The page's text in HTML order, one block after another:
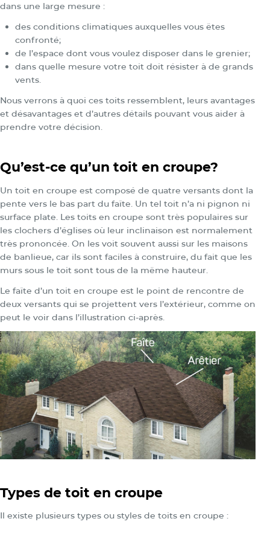
dans une large mesure :
des conditions climatiques auxquelles vous êtes
confronté;
de l’espace dont vous voulez disposer dans le grenier;
dans quelle mesure votre toit doit résister à de grands
vents.
Nous verrons à quoi ces toits ressemblent, leurs avantages
et désavantages et d’autres détails pouvant vous aider à
prendre votre décision.
Qu’est-ce qu’un toit en croupe?
Un toit en croupe est composé de quatre versants dont la
pente vers le bas part du faîte. Un tel toit n’a ni pignon ni
surface plate. Les toits en croupe sont très populaires sur
les clochers d’églises où leur inclinaison est normalement
très prononcée. On les voit souvent aussi sur les maisons
de banlieue, car ils sont faciles à construire, du fait que les
murs sous le toit sont tous de la même hauteur.
Le faîte d’un toit en croupe est le point de rencontre de
deux versants qui se projettent vers l’extérieur, comme on
peut le voir dans l’illustration ci-après.
Types de toit en croupe
Il existe plusieurs types ou styles de toits en croupe :